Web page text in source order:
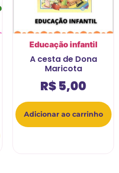
Educação infantil
A cesta de Dona
Maricota
R$5,00
Adicionar ao carrinho